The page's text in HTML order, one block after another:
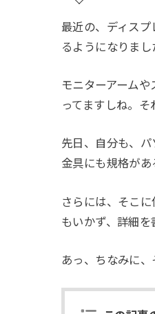
最近の、ディス
るようになりまし
モニターアーム
ってますしね。
先日、自分も、
金具にも規格があ
さらには、そこ
もいかず、詳細を
あっ、ちなみに